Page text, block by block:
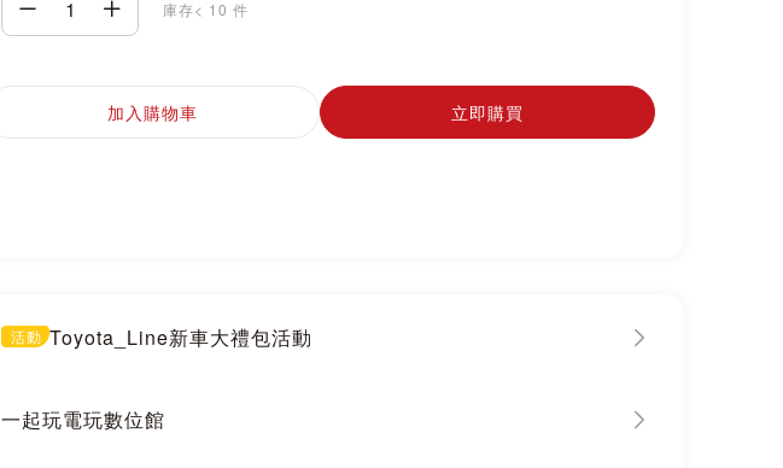
庫存< 10 件
加入購物車 立即購買
活動 Toyota_Line新車大禮包活動
一起玩電玩數位館